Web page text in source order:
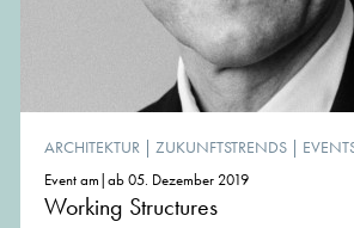
ARCHITEKTUR | ZUKUNFTSTRENDS |
Event am|ab 05. Dezember 2019
Working Structures